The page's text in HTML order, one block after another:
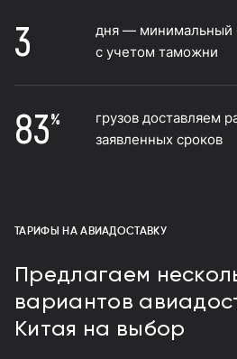
3
дня — минимальный
с учетом таможни
83%
грузов доставляем
заявленных сроков
ТАРИФЫ НА АВИАДОСТАВКУ
Предлагаем
вариантов
Китая на выбор